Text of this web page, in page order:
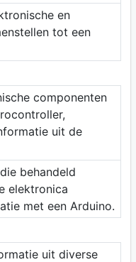
en
tot een
componenten
uit de
behandeld
elektronica
met een Arduino.
uit diverse